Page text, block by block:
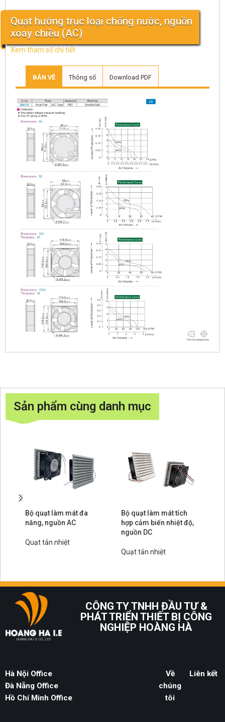
Quạt hướng trục loại chống nước, nguồn
xoay chiều (AC)
Xem tham số chi tiết
BẢN VẼ Thông số Download PDF
Sản phẩm cùng danh mục
Bộ quạt làm mát đa
năng, nguồn AC
Quạt tản nhiệt
Bộ quạt làm mát tích
hợp cảm biến nhiệt độ,
nguồn DC
Quạt tản nhiệt
HOANG HA I.E CO., LTD
CÔNG TY TNHH ĐẦU TƯ &
PHÁT TRIỂN THIẾT BỊ CÔNG
NGHIỆP HOÀNG HÀ
Hà Nội Office
Đà Nẵng Office
Hồ Chí Minh Office
Về
chúng
tôi
Liên kết